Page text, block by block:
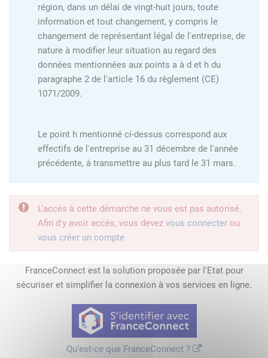
région, dans un délai de vingt-huit jours, toute
information et tout changement, y compris le
changement de représentant légal de l'entreprise, de
nature à modifier leur situation au regard des
données mentionnées aux points a à d et h du
paragraphe 2 de l'article 16 du règlement (CE)
1071/2009.
Le point h mentionné ci-dessus correspond aux
effectifs de l'entreprise au 31 décembre de l'année
précédente, à transmettre au plus tard le 31 mars.
L'accès à cette démarche ne vous est pas autorisé.
Afin d'y avoir accès, vous devez vous connecter ou
vous créer un compte
FranceConnect est la solution proposée par l'Etat pour
sécuriser et simplifier la connexion à vos services en ligne.
Qu'est-ce que FranceConnect ?